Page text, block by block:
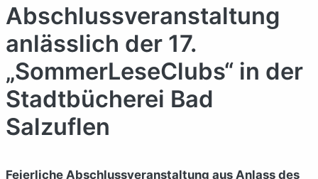
Abschlussveranstaltung
anlässlich der 17.
„SommerLeseClubs“ in der
Stadtbücherei Bad
Salzuflen
Feierliche Abschlussveranstaltung aus Anlass des